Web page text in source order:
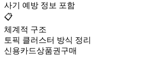
사기 예방 정보 포함
📋
체계적 구조
토픽 클러스터 방식 정리
신용카드상품권구매